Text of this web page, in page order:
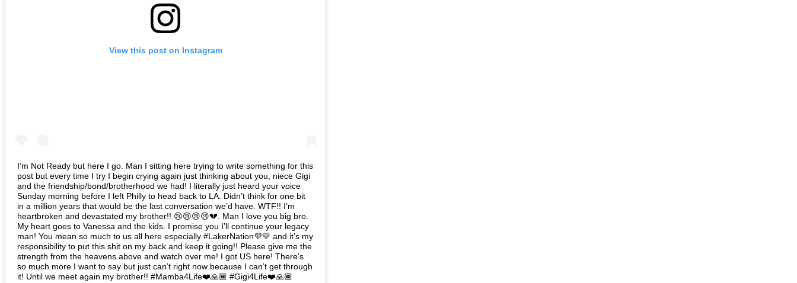
View this post on Instagram
I’m Not Ready but here I go. Man I sitting here trying to write something for this
post but every time I try I begin crying again just thinking about you, niece Gigi
and the friendship/bond/brotherhood we had! I literally just heard your voice
Sunday morning before I left Philly to head back to LA. Didn’t think for one bit
in a million years that would be the last conversation we’d have. WTF!! I’m
heartbroken and devastated my brother!! 😢😢😢😢💔. Man I love you big bro.
My heart goes to Vanessa and the kids. I promise you I’ll continue your legacy
man! You mean so much to us all here especially #LakerNation💜💛 and it’s my
responsibility to put this shit on my back and keep it going!! Please give me the
strength from the heavens above and watch over me! I got US here! There’s
so much more I want to say but just can’t right now because I can’t get through
it! Until we meet again my brother!! #Mamba4Life❤️🙏🏾 #Gigi4Life❤️🙏🏾